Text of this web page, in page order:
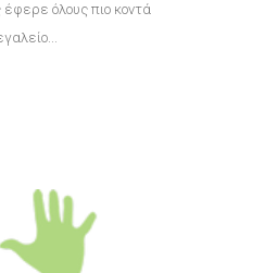
όλους πιο κοντά